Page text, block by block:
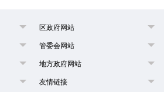
区政府网站
管委会网站
地方政府网站
友情链接